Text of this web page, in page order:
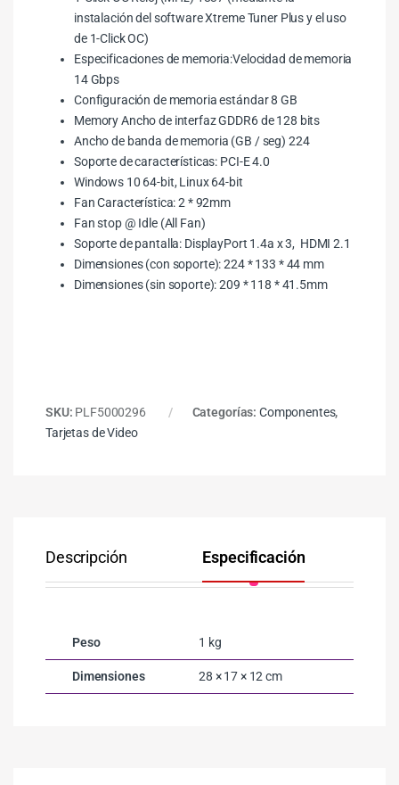
instalación del software Xtreme Tuner Plus y el uso
de 1-Click OC)
Especificaciones de memoria:Velocidad de memoria
14 Gbps
Configuración de memoria estándar 8 GB
Memory Ancho de interfaz GDDR6 de 128 bits
Ancho de banda de memoria (GB / seg) 224
Soporte de características: PCI-E 4.0
Windows 10 64-bit, Linux 64-bit
Fan Característica: 2 * 92mm
Fan stop @ Idle (All Fan)
Soporte de pantalla: DisplayPort 1.4a x 3, HDMI 2.1
Dimensiones (con soporte): 224 * 133 * 44 mm
Dimensiones (sin soporte): 209 * 118 * 41.5mm
SKU: PLF5000296 Categorías: Componentes,
Tarjetas de Video
Descripción Especificación
Peso 1 kg
Dimensiones 28 × 17 × 12 cm